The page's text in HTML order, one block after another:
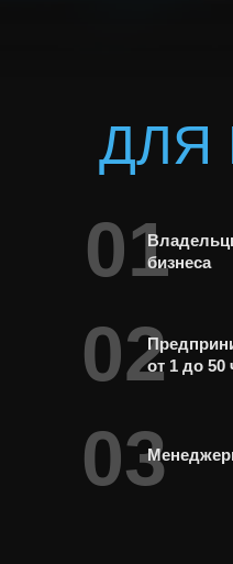
ДЛЯ
бизнеса
от 1 до 50
01
02
03
Менеджеры